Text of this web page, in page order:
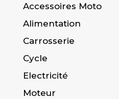
Accessoires Moto
Alimentation
Carrosserie
Cycle
Electricité
Moteur